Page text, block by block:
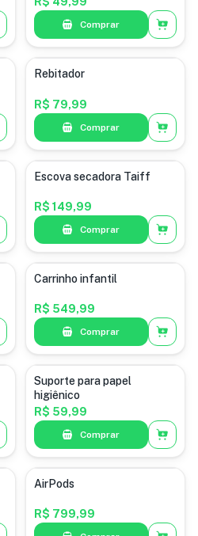
Comprar
Rebitador
R$ 79,99
Comprar
Escova secadora Taiff
R$ 149,99
Comprar
Carrinho infantil
R$ 549,99
Comprar
Suporte para papel
higiênico
R$ 59,99
Comprar
AirPods
R$ 799,99